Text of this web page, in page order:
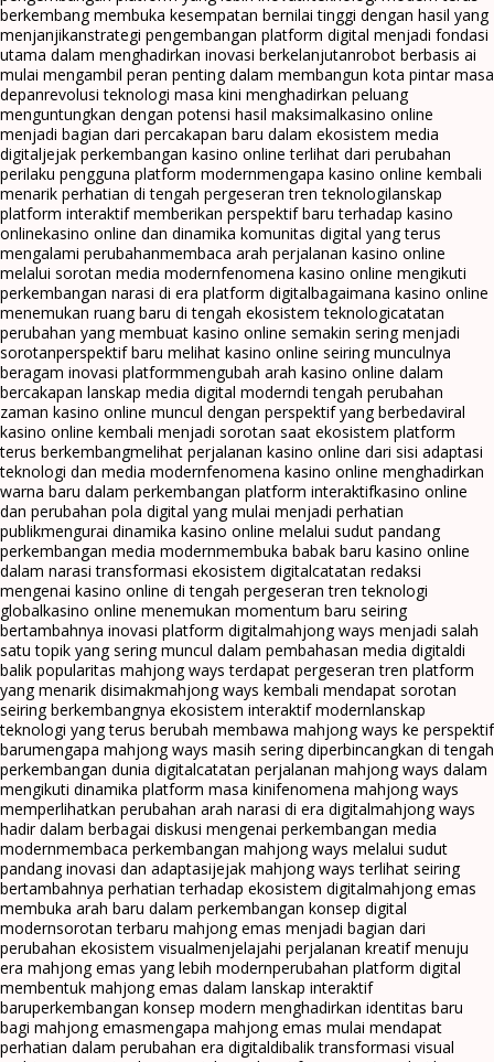
berkembang membuka kesempatan bernilai tinggi dengan hasil yang
menjanjikanstrategi pengembangan platform digital menjadi fondasi
utama dalam menghadirkan inovasi berkelanjutanrobot berbasis ai
mulai mengambil peran penting dalam membangun kota pintar masa
depanrevolusi teknologi masa kini menghadirkan peluang
menguntungkan dengan potensi hasil maksimalkasino online
menjadi bagian dari percakapan baru dalam ekosistem media
digitaljejak perkembangan kasino online terlihat dari perubahan
perilaku pengguna platform modernmengapa kasino online kembali
menarik perhatian di tengah pergeseran tren teknologilanskap
platform interaktif memberikan perspektif baru terhadap kasino
onlinekasino online dan dinamika komunitas digital yang terus
mengalami perubahanmembaca arah perjalanan kasino online
melalui sorotan media modernfenomena kasino online mengikuti
perkembangan narasi di era platform digitalbagaimana kasino online
menemukan ruang baru di tengah ekosistem teknologicatatan
perubahan yang membuat kasino online semakin sering menjadi
sorotanperspektif baru melihat kasino online seiring munculnya
beragam inovasi platformmengubah arah kasino online dalam
bercakapan lanskap media digital moderndi tengah perubahan
zaman kasino online muncul dengan perspektif yang berbedaviral
kasino online kembali menjadi sorotan saat ekosistem platform
terus berkembangmelihat perjalanan kasino online dari sisi adaptasi
teknologi dan media modernfenomena kasino online menghadirkan
warna baru dalam perkembangan platform interaktifkasino online
dan perubahan pola digital yang mulai menjadi perhatian
publikmengurai dinamika kasino online melalui sudut pandang
perkembangan media modernmembuka babak baru kasino online
dalam narasi transformasi ekosistem digitalcatatan redaksi
mengenai kasino online di tengah pergeseran tren teknologi
globalkasino online menemukan momentum baru seiring
bertambahnya inovasi platform digitalmahjong ways menjadi salah
satu topik yang sering muncul dalam pembahasan media digitaldi
balik popularitas mahjong ways terdapat pergeseran tren platform
yang menarik disimakmahjong ways kembali mendapat sorotan
seiring berkembangnya ekosistem interaktif modernlanskap
teknologi yang terus berubah membawa mahjong ways ke perspektif
barumengapa mahjong ways masih sering diperbincangkan di tengah
perkembangan dunia digitalcatatan perjalanan mahjong ways dalam
mengikuti dinamika platform masa kinifenomena mahjong ways
memperlihatkan perubahan arah narasi di era digitalmahjong ways
hadir dalam berbagai diskusi mengenai perkembangan media
modernmembaca perkembangan mahjong ways melalui sudut
pandang inovasi dan adaptasijejak mahjong ways terlihat seiring
bertambahnya perhatian terhadap ekosistem digitalmahjong emas
membuka arah baru dalam perkembangan konsep digital
modernsorotan terbaru mahjong emas menjadi bagian dari
perubahan ekosistem visualmenjelajahi perjalanan kreatif menuju
era mahjong emas yang lebih modernperubahan platform digital
membentuk mahjong emas dalam lanskap interaktif
baruperkembangan konsep modern menghadirkan identitas baru
bagi mahjong emasmengapa mahjong emas mulai mendapat
perhatian dalam perubahan era digitaldibalik transformasi visual